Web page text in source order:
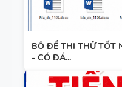
BỘ ĐỀ THI THỬ TỐT
- CÓ ĐÁ...